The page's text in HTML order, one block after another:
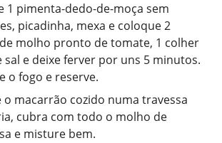
1 pimenta-dedo-de-moça sem
picadinha, mexa e coloque 2
molho pronto de tomate, 1 colher
sal e deixe ferver por uns 5 minutos.
o fogo e reserve.
o macarrão cozido numa travessa
cubra com todo o molho de
e misture bem.